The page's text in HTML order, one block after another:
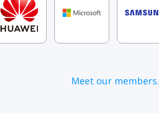
Meet our members.